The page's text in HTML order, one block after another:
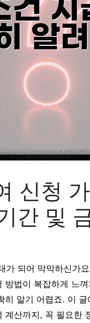
신청
간 및
가 되어 막막하신가
법이 복잡하게 느
히 알기 어렵죠. 이
계산까지, 꼭 필요한